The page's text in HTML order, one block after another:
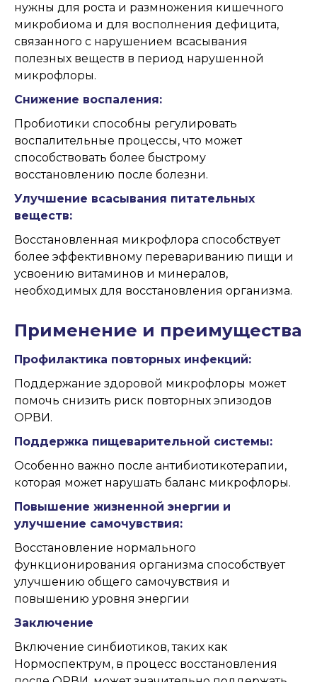
нужны для роста и размножения кишечного
микробиома и для восполнения дефицита,
связанного с нарушением всасывания
полезных веществ в период нарушенной
микрофлоры.
Снижение воспаления:
Пробиотики способны регулировать
воспалительные процессы, что может
способствовать более быстрому
восстановлению после болезни.
Улучшение всасывания питательных
веществ:
Восстановленная микрофлора способствует
более эффективному перевариванию пищи и
усвоению витаминов и минералов,
необходимых для восстановления организма.
Применение и преимущества
Профилактика повторных инфекций:
Поддержание здоровой микрофлоры может
помочь снизить риск повторных эпизодов
ОРВИ.
Поддержка пищеварительной системы:
Особенно важно после антибиотикотерапии,
которая может нарушать баланс микрофлоры.
Повышение жизненной энергии и
улучшение самочувствия:
Восстановление нормального
функционирования организма способствует
улучшению общего самочувствия и
повышению уровня энергии
Заключение
Включение синбиотиков, таких как
Нормоспектрум, в процесс восстановления